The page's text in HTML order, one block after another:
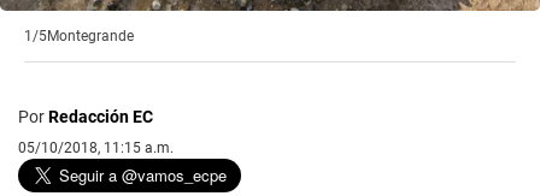
1/5Montegrande
PorRedacción EC
05/10/2018, 11:15 a.m.